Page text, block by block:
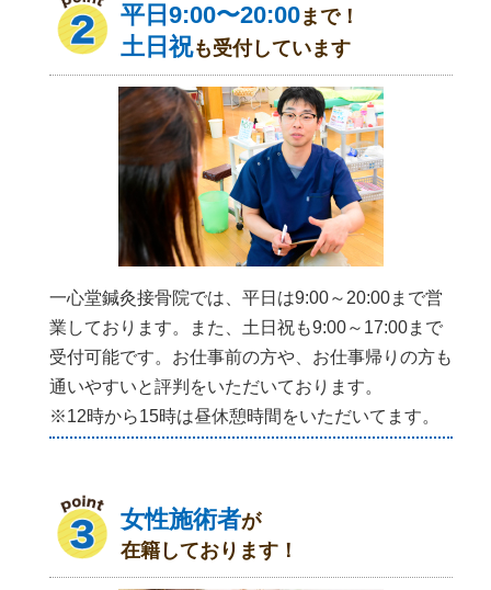
平日9:00〜20:00まで！
土日祝も受付しています
一心堂鍼灸接骨院では、平日は9:00～20:00まで営
業しております。また、土日祝も9:00～17:00まで
受付可能です。お仕事前の方や、お仕事帰りの方も
通いやすいと評判をいただいております。
※12時から15時は昼休憩時間をいただいてます。
女性施術者が
在籍しております！